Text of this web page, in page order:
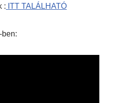
: ITT TALÁLHATÓ
ben: